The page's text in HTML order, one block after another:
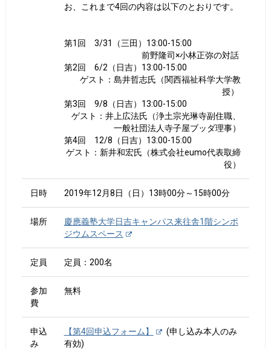
お、これまで4回の内容は以下のとおりです。
第1回 3/31（三田）13:00-15:00
前野隆司×小林正弥の対話
第2回 6/2（日吉）13:00-15:00
ゲスト：島井哲志氏（関西福祉科学大学教
授）
第3回 9/8（日吉）13:00-15:00
ゲスト：井上広法氏（浄土宗光琳寺副住職、
一般社団法人寺子屋ブッダ理事）
第4回 12/8（日吉）13:00-15:00
ゲスト：新井和宏氏（株式会社eumo代表取締
役）
日時 2019年12月8日（日）13時00分～15時00分
場所
慶應義塾大学日吉キャンパス来往舎1階シンポ
ジウムスペース
定員 定員：200名
参加
費
無料
申込
み
【第4回申込フォーム】
(申し込み本人のみ
有効)